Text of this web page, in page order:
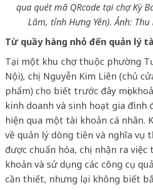
qua quét mã QRcode tại chợ Kỳ
Lãm, tỉnh Hưng Yên). Ảnh: Thu
Từ quầy hàng nhỏ đến quản lý
Tại một khu chợ thuộc phường
Nội), chị Nguyễn Kim Liên (chủ
phẩm) cho biết trước đây mọi
kinh doanh và sinh hoạt gia đình
hiện qua một tài khoản cá nhân.
về quản lý dòng tiền và nghĩa vụ
được chuẩn hóa, chị nhận ra việc
khoản và sử dụng các công cụ
cần thiết, nhưng lại không biết